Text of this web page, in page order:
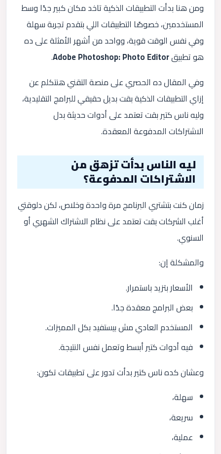
ومن هنا بدأت التطبيقات الذكية تاخد مكان كبير جدًا وسط
المستخدمين، خصوصًا التطبيقات اللي بتقدم تجربة سهلة
وفي نفس الوقت قوية، وواحد من أشهر الأمثلة على ده
هو تطبيقAdobe Photoshop: Photo Editor
.
وفي المقال ده الحصري على منصة التقني هنتكلم عن
إزاي التطبيقات الذكية بقت بديل حقيقي للبرامج التقليدية،
وليه ناس كتير بقت تعتمد على أدوات حديثة بدل
الاشتراكات المدفوعة المعقدة.
ليه الناس بدأت تزهق من
الاشتراكات المدفوعة؟
زمان كنت بتشتري البرنامج مرة واحدة وخلاص، لكن دلوقتي
أغلب الشركات بقت تعتمد على نظام الاشتراك الشهري أو
السنوي.
والمشكلة إن:
الأسعار بتزيد باستمرار.
بعض البرامج معقدة جدًا.
المستخدم العادي مش بيستفيد بكل المميزات.
فيه أدوات كتير أبسط وتعمل نفس النتيجة.
وعشان كده ناس كتير بدأت تدور على تطبيقات تكون:
سهلة،
سريعة،
عملية،